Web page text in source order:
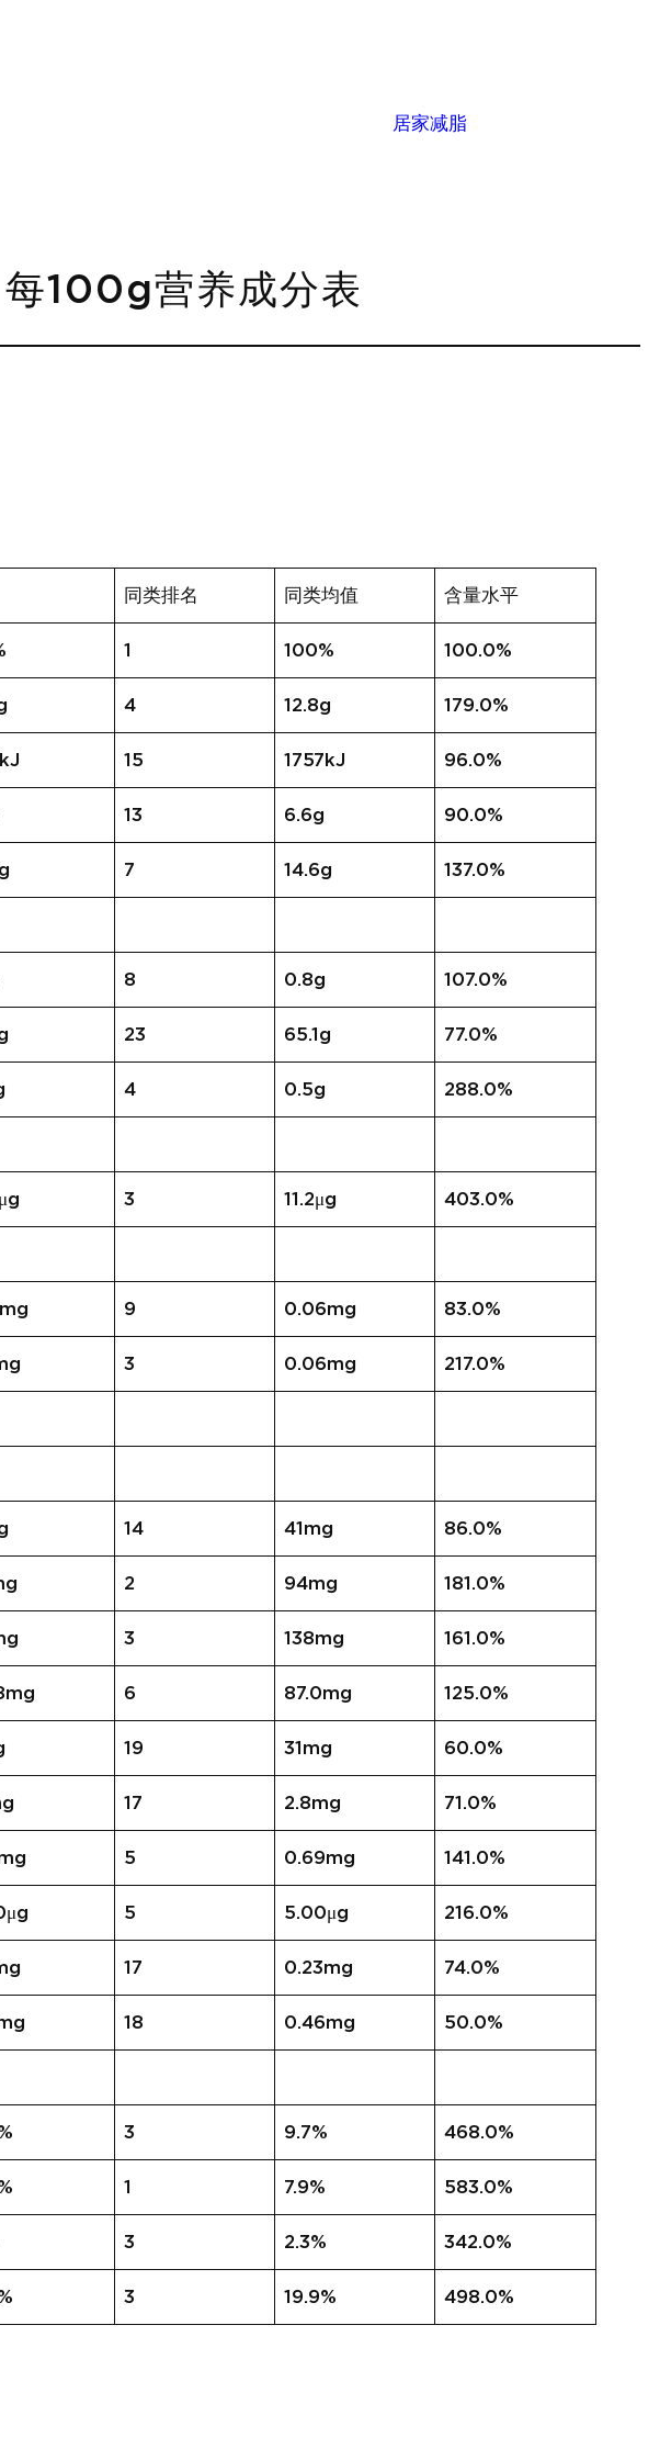
居家减脂
100g营养成分表
同类排名 同类均值 含量水平
1 100% 100.0%
4 12.8g 179.0%
15 1757kJ 96.0%
13 6.6g 90.0%
7 14.6g 137.0%
8 0.8g 107.0%
23 65.1g 77.0%
4 0.5g 288.0%
3 11.2μg 403.0%
9 0.06mg 83.0%
3 0.06mg 217.0%
14 41mg 86.0%
2 94mg 181.0%
3 138mg 161.0%
6 87.0mg 125.0%
19 31mg 60.0%
17 2.8mg 71.0%
5 0.69mg 141.0%
5 5.00μg 216.0%
17 0.23mg 74.0%
18 0.46mg 50.0%
3 9.7% 468.0%
1 7.9% 583.0%
3 2.3% 342.0%
3 19.9% 498.0%